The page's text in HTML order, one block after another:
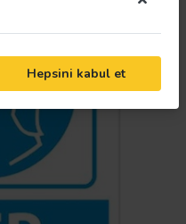
Hepsini kabul et